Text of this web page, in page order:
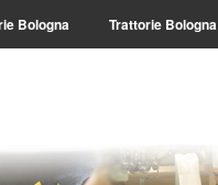
Bologna Trattorie Bologna